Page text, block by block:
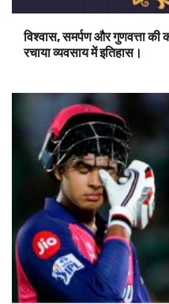
विश्वास, समर्पण और गुणवत्ता की
रचाया व्यवसाय में इतिहास।